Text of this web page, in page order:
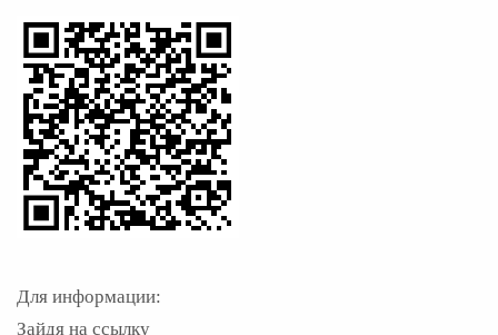
Для информации:
Зайдя на ссылку